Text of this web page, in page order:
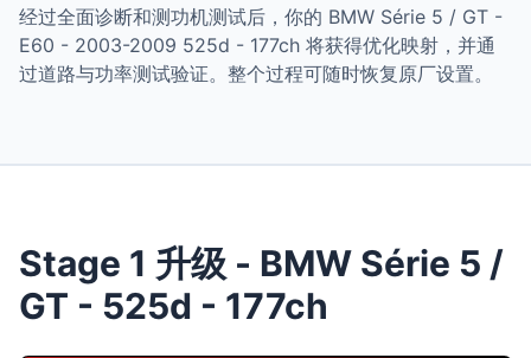
经过全面诊断和测功机测试后，你的 BMW Série 5 / GT -
E60 - 2003-2009 525d - 177ch 将获得优化映射，并通
过道路与功率测试验证。整个过程可随时恢复原厂设置。
Stage 1 升级 - BMW Série 5 /
GT - 525d - 177ch